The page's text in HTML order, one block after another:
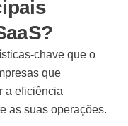
chave que o
que
a eficiência
as suas operações.